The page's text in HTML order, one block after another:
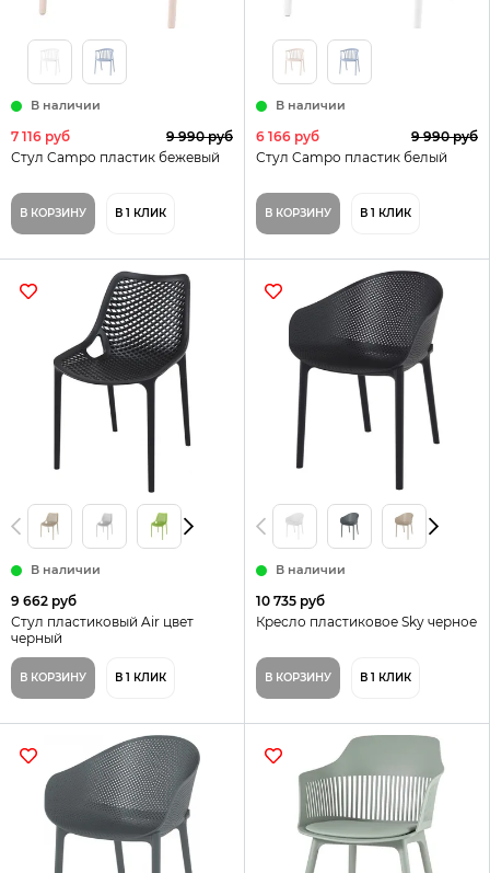
В наличии
7 116 руб
9 990 руб
Стул Campo пластик бежевый
В КОРЗИНУ В 1 КЛИК
В наличии
6 166 руб
9 990 руб
Стул Campo пластик белый
В КОРЗИНУ В 1 КЛИК
В наличии
9 662 руб
Стул пластиковый Air цвет
черный
В КОРЗИНУ В 1 КЛИК
В наличии
10 735 руб
Кресло пластиковое Sky черное
В КОРЗИНУ В 1 КЛИК